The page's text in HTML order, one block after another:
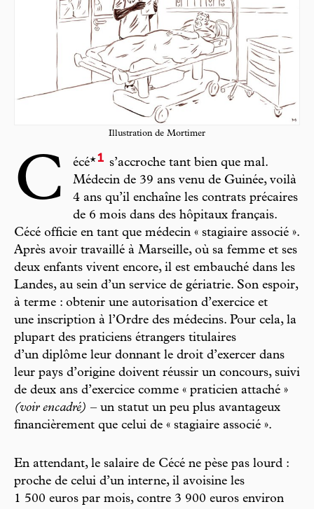
Illustration de Mortimer
C écé*1 s’accroche tant bien que mal.
Médecin de 39 ans venu de Guinée, voilà
4 ans qu’il enchaîne les contrats précaires
de 6 mois dans des hôpitaux français.
Cécé officie en tant que médecin « stagiaire associé ».
Après avoir travaillé à Marseille, où sa femme et ses
deux enfants vivent encore, il est embauché dans les
Landes, au sein d’un service de gériatrie. Son espoir,
à terme : obtenir une autorisation d’exercice et
une inscription à l’Ordre des médecins. Pour cela, la
plupart des praticiens étrangers titulaires
d’un diplôme leur donnant le droit d’exercer dans
leur pays d’origine doivent réussir un concours, suivi
de deux ans d’exercice comme « praticien attaché »
(voir encadré) – un statut un peu plus avantageux
financièrement que celui de « stagiaire associé ».
En attendant, le salaire de Cécé ne pèse pas lourd :
proche de celui d’un interne, il avoisine les
1 500 euros par mois, contre 3 900 euros environ